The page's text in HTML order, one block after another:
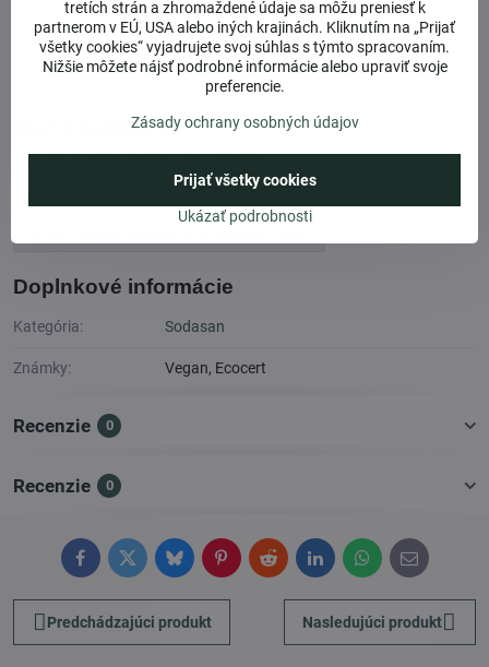
peroxide, fusel wheat bran/straw glycosides, aqua, parfum, citral
Viac z kategórie
Ekologické čistiace prostriedky
Doplnkové informácie
Kategória: Sodasan
Známky: Vegan, Ecocert
Recenzie 0
Recenzie 0
FacebookTwitterBlueskyPinterestRedditLinkedInWhatsApp
E-
mail
Predchádzajúci produkt Nasledujúci produkt
tretích strán a zhromaždené údaje sa môžu preniesť k
partnerom v EÚ, USA alebo iných krajinách. Kliknutím na „Prijať
všetky cookies“ vyjadrujete svoj súhlas s týmto spracovaním.
Nižšie môžete nájsť podrobné informácie alebo upraviť svoje
preferencie.
Zásady ochrany osobných údajov
Ukázať podrobnosti
Prijať všetky cookies